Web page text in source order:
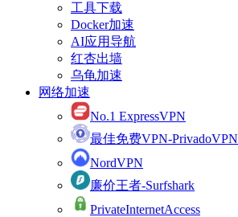
工具下载
Docker加速
AI应用导航
红杏出墙
乌龟加速
网络加速
No.1 ExpressVPN
最佳免费VPN-PrivadoVPN
NordVPN
廉价王者-Surfshark
PrivateInternetAccess